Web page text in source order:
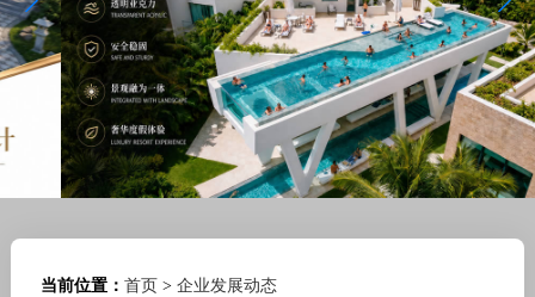
当前位置： 首页 > 企业发展动态